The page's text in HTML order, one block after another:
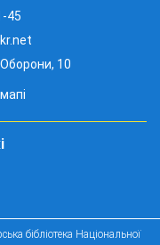
45
Оборони, 10
бібліотека Національної